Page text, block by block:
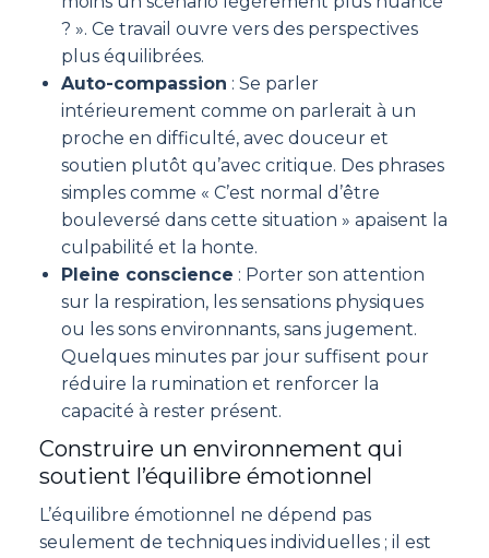
? ». Ce travail ouvre vers des perspectives
plus équilibrées.
Auto-compassion : Se parler
intérieurement comme on parlerait à un
proche en difficulté, avec douceur et
soutien plutôt qu’avec critique. Des phrases
simples comme « C’est normal d’être
bouleversé dans cette situation » apaisent la
culpabilité et la honte.
Pleine conscience : Porter son attention
sur la respiration, les sensations physiques
ou les sons environnants, sans jugement.
Quelques minutes par jour suffisent pour
réduire la rumination et renforcer la
capacité à rester présent.
Construire un environnement qui
soutient l’équilibre émotionnel
L’équilibre émotionnel ne dépend pas
seulement de techniques individuelles ; il est